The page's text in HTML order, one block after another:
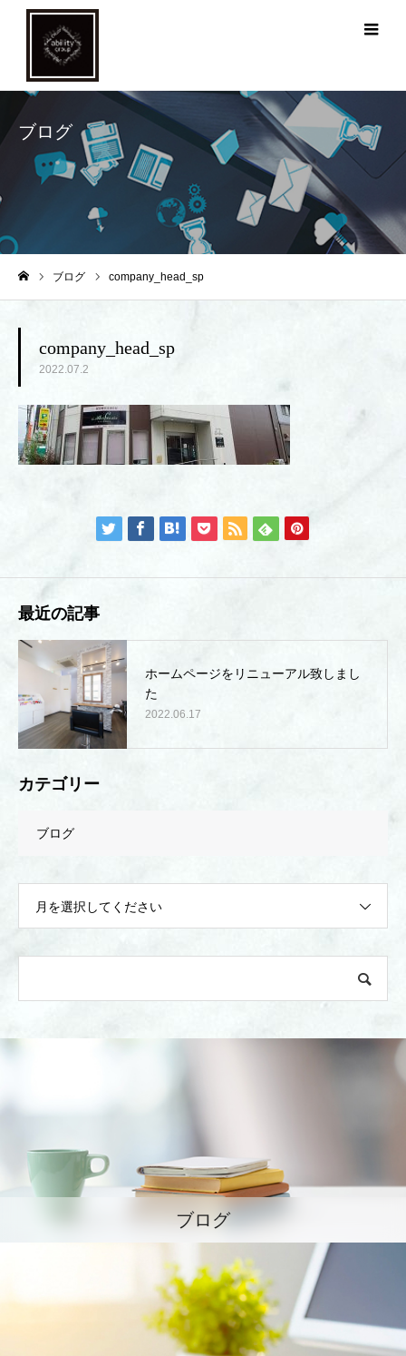
ブログ
ブログ company_head_sp
company_head_sp
2022.07.2
最近の記事
ホームページをリニューアル致しまし
た
2022.06.17
カテゴリー
ブログ
月を選択してください
ブログ